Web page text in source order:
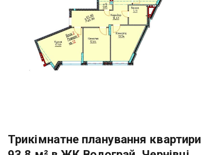
Трикімнатне планування квартири